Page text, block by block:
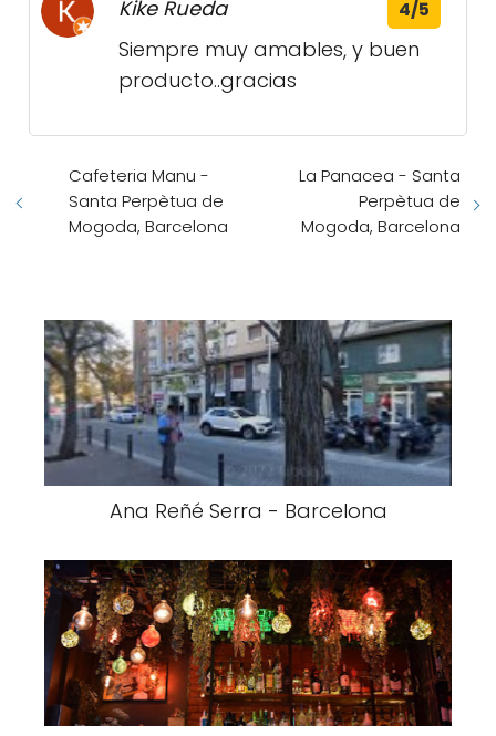
Kike Rueda 4/5
Siempre muy amables, y buen
producto..gracias
Cafeteria Manu -
Santa Perpètua de
Mogoda, Barcelona
La Panacea - Santa
Perpètua de
Mogoda, Barcelona
Ana Reñé Serra - Barcelona